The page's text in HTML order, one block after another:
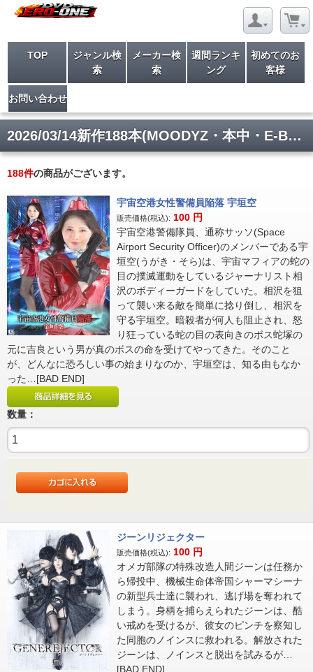
TOP
ジャンル検
索
メーカー検
索
週間ランキ
ング
初めてのお
客様
お問い合わせ
2026/03/14新作188本(MOODYZ・本中・E-BODY・その他)入荷
188件の商品がございます。
宇宙空港女性警備員陥落 宇垣空
販売価格(税込): 100 円
宇宙空港警備隊員、通称サッソ(Space
Airport Security Officer)のメンバーである宇
垣空(うがき・そら)は、宇宙マフィアの蛇の
目の撲滅運動をしているジャーナリスト相
沢のボディーガードをしていた。相沢を狙
って襲い来る敵を簡単に捻り倒し、相沢を
守る宇垣空。暗殺者が何人も阻止され、怒
り狂っている蛇の目の表向きのボス蛇塚の
元に吉良という男が真のボスの命を受けてやってきた。そのこと
が、どんなに恐ろしい事の始まりなのか、宇垣空は、知る由もなか
った…[BAD END]
数量：
ジーンリジェクター
販売価格(税込): 100 円
オメガ部隊の特殊改造人間ジーンは任務か
ら帰投中、機械生命体帝国シャーマシーナ
の新型兵士達に襲われ、逃げ場を奪われて
しまう。身柄を捕らえられたジーンは、酷
い戒めを受けるが、彼女のピンチを察知し
た同胞のノインスに救われる。解放された
ジーンは、ノインスと脱出を試みるが…
[BAD END]